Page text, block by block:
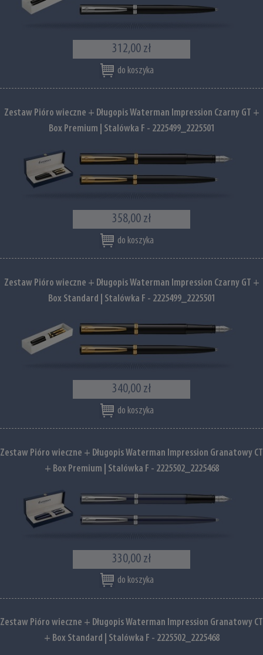
312,00 zł
do koszyka
Zestaw Pióro wieczne + Długopis Waterman Impression Czarny GT +
Box Premium | Stalówka F - 2225499_2225501
358,00 zł
do koszyka
Zestaw Pióro wieczne + Długopis Waterman Impression Czarny GT +
Box Standard | Stalówka F - 2225499_2225501
340,00 zł
do koszyka
Zestaw Pióro wieczne + Długopis Waterman Impression Granatowy CT
+ Box Premium | Stalówka F - 2225502_2225468
330,00 zł
do koszyka
Zestaw Pióro wieczne + Długopis Waterman Impression Granatowy CT
+ Box Standard | Stalówka F - 2225502_2225468